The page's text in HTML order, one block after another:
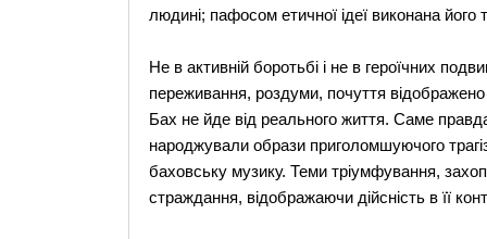
людині; пафосом етичної ідеї виконана його
Не в активній боротьбі і не в героїчних
переживання, роздуми, почуття відображено
Бах не йде від реального життя. Саме
народжували образи приголомшуючого
баховську музику. Теми тріумфування,
страждання, відображаючи дійсність в її